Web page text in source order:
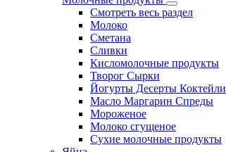
Смотреть весь раздел
Молоко
Сметана
Сливки
Кисломолочные продукты
Творог Сырки
Йогурты Десерты Коктейли
Масло Маргарин Спреды
Мороженое
Молоко сгущеное
Сухие молочные продукты